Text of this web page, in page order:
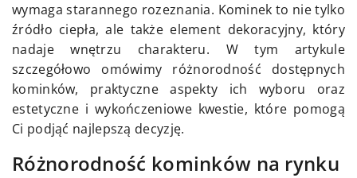
wymaga starannego rozeznania. Kominek to nie tylko
źródło ciepła, ale także element dekoracyjny, który
nadaje wnętrzu charakteru. W tym artykule
szczegółowo omówimy różnorodność dostępnych
kominków, praktyczne aspekty ich wyboru oraz
estetyczne i wykończeniowe kwestie, które pomogą
Ci podjąć najlepszą decyzję.
Różnorodność kominków na rynku